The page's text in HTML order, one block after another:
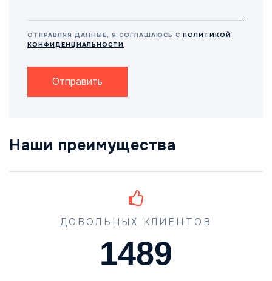
ОТПРАВЛЯЯ ДАННЫЕ, Я СОГЛАШАЮСЬ С ПОЛИТИКОЙ
КОНФИДЕНЦИАЛЬНОСТИ
Отправить
Наши преимущества
ДОВОЛЬНЫХ КЛИЕНТОВ
1489